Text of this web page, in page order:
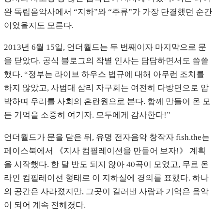
완 독립음악사에서 “지하”와 “주류”가 가장 단결했던 순간
이었을지도 모른다.
2013년 6월 15일, 언더월드는 두 번째이자 마지막으로 문
을 닫았다. 공식 블로그의 작별 인사는 담담하면서도 씁쓸
했다. “정부는 라이브 하우스 법규에 대해 아무런 조치를
하지 않았고, 사범대 삼리 자구회는 여전히 다방면으로 압
박하며 우리를 사회의 혼란원으로 본다. 함께 만들어 온 모
든 기억을 소중히 여기자. 모두에게 감사한다!”
언더월드가 문을 닫은 뒤, 유명 전자음악 창작자 fish.the는
페이스북에서 《지사 컴필레이션을 만들어 보자!》 계획
을 시작했다. 한 달 반도 되지 않아 40곡이 모였고, 무료 온
라인 컴필레이션 형태로 이 지하실에 경의를 표했다. 하나
의 공간은 사라졌지만, 그곳이 길러낸 사람과 기억은 음악
이 되어 계속 전해졌다.